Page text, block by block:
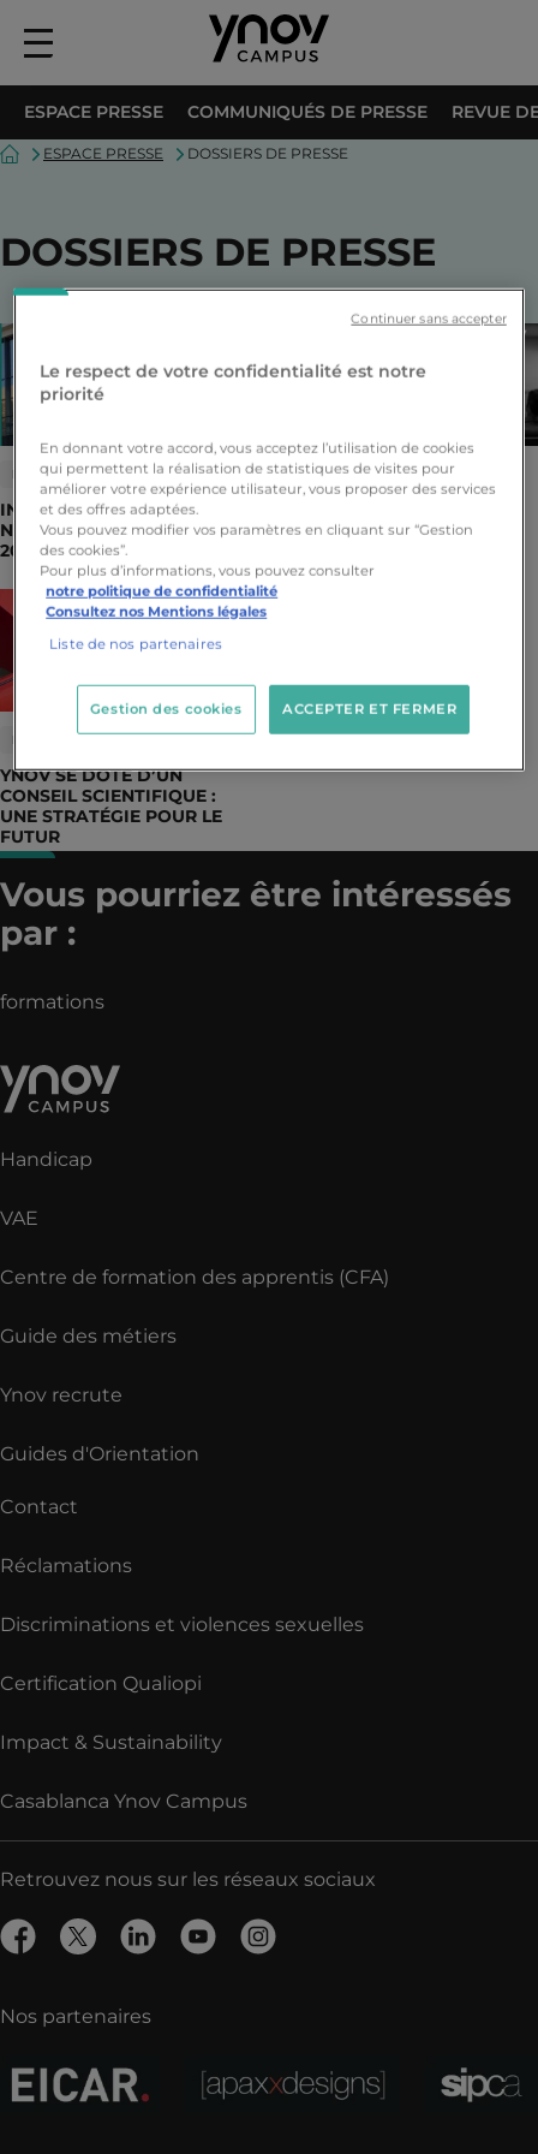
Menu
principal
AccueilESPACE PRESSE DOSSIERS DE PRESSE
DOSSIERS DE PRESSE
ESPACE PRESSE COMMUNIQUÉS DE PRESSE REVUE
DOSSIER DE PRESSE
INAUGURATIONS DES
NOUVEAUX CAMPUS YNOV
2024-2025
DOSSIER DE PRESSE
DOSSIER DE PRESSE
YNOV SE DOTE D’UN
CONSEIL SCIENTIFIQUE :
UNE STRATÉGIE POUR LE
FUTUR
Vous pourriez être intéressés
par :
formations
Handicap
VAE
Centre de formation des apprentis (CFA)
Guide des métiers
Ynov recrute
Guides d'Orientation
Contact
Réclamations
Discriminations et violences sexuelles
Certification Qualiopi
Impact & Sustainability
Casablanca Ynov Campus
Retrouvez nous sur les réseaux sociaux
Nos partenaires
Le respect de votre confidentialité est notre
priorité
En donnant votre accord, vous acceptez l’utilisation de cookies
qui permettent la réalisation de statistiques de visites pour
améliorer votre expérience utilisateur, vous proposer des services
et des offres adaptées.
Vous pouvez modifier vos paramètres en cliquant sur “Gestion
des cookies”.
Pour plus d’informations, vous pouvez consulter
notre politique de confidentialité
Consultez nos Mentions légales
Liste de nos partenaires
ACCEPTER ET FERMER
Gestion des cookies
Continuer sans accepter